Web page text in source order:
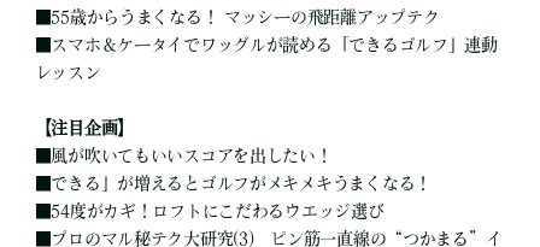
55歳からうまくなる！ マッシーの飛距離アップテク
スマホ＆ケータイでワッグルが読める「できるゴルフ」連動
レッスン
【注目企画】
風が吹いてもいいスコアを出したい！
できる」が増えるとゴルフがメキメキうまくなる！
54度がカギ！ロフトにこだわるウエッジ選び
プロのマル秘テク大研究(3) ピン筋一直線の“つかまる”イ